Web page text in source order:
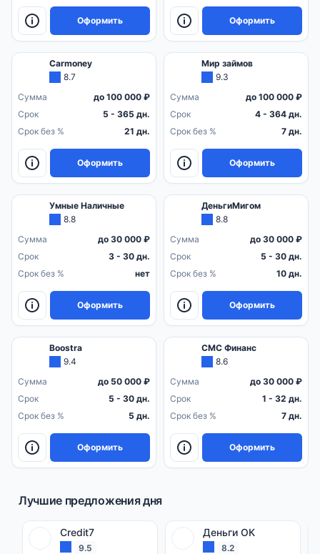
Оформить Оформить
Carmoney
8.7
Сумма
до 100 000 ₽
Срок
5 - 365 дн.
Срок без %
21 дн.
Оформить
Мир займов
9.3
Сумма
до 100 000 ₽
Срок
4 - 364 дн.
Срок без %
7 дн.
Оформить
Умные Наличные
8.8
Сумма
до 30 000 ₽
Срок
3 - 30 дн.
Срок без %
нет
Оформить
ДеньгиМигом
8.8
Сумма
до 30 000 ₽
Срок
5 - 30 дн.
Срок без %
10 дн.
Оформить
Boostra
9.4
Сумма
до 50 000 ₽
Срок
5 - 30 дн.
Срок без %
5 дн.
Оформить
СМС Финанс
8.6
Сумма
до 30 000 ₽
Срок
1 - 32 дн.
Срок без %
7 дн.
Оформить
Лучшие предложения дня
Credit7
9.5
Деньги ОК
8.2